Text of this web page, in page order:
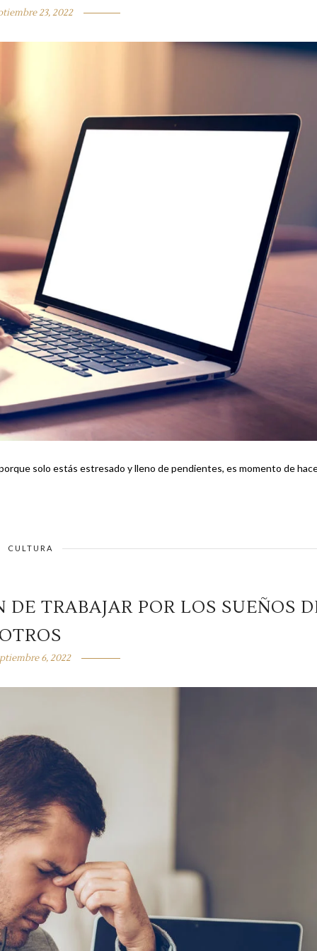
23, 2022
solo estás estresado y lleno de pendientes, es momento de
CULTURA
TRABAJAR POR LOS SUEÑOS
6, 2022